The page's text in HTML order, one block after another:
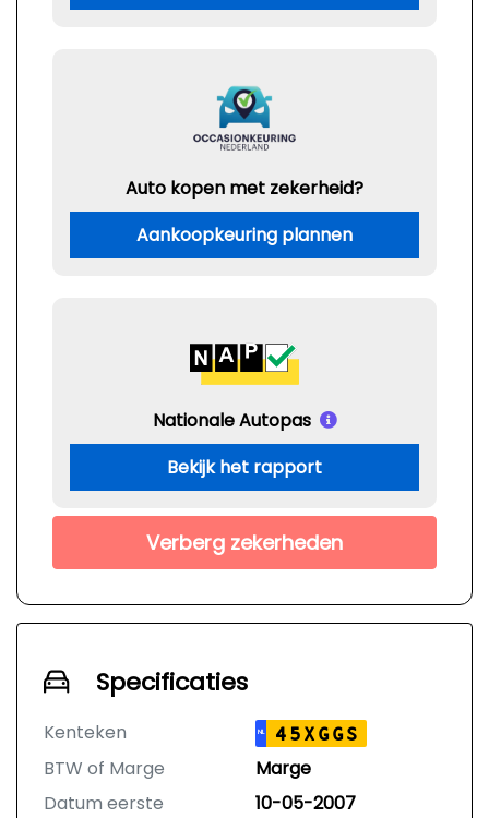
Auto kopen met zekerheid?
Aankoopkeuring plannen
Nationale Autopas
Bekijk het rapport
Verberg zekerheden
Specificaties
Kenteken NL 45XGGS
BTW of Marge
Marge
Datum eerste
10-05-2007